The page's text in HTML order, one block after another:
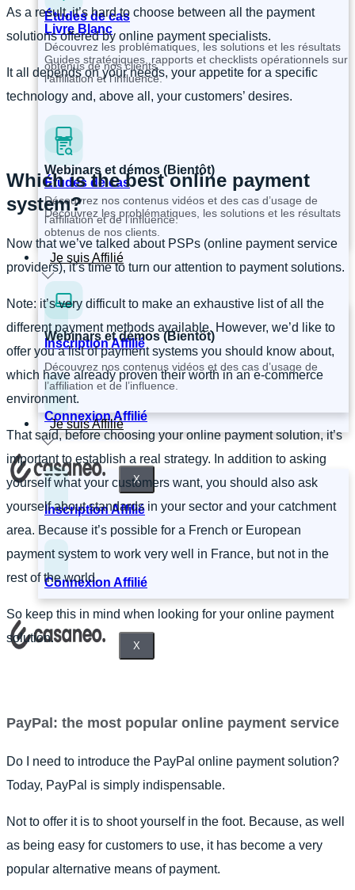
Études de cas
Découvrez les problématiques, les solutions et les résultats
obtenus de nos clients.
Webinars et démos (Bientôt)
Découvrez nos contenus vidéos et des cas d’usage de
l’affiliation et de l’influence.
Je suis Affilié
Inscription Affilié
Connexion Affilié
X
Livre Blanc
Guides stratégiques, rapports et checklists opérationnels sur
l’affiliation et l’influence.
Études de cas
Découvrez les problématiques, les solutions et les résultats
obtenus de nos clients.
Webinars et démos (Bientôt)
Découvrez nos contenus vidéos et des cas d’usage de
l’affiliation et de l’influence.
Je suis Affilié
Inscription Affilié
Connexion Affilié
X
As a result, it’s hard to choose between all the payment
solutions offered by online payment specialists.
It all depends on your needs, your appetite for a specific
technology and, above all, your customers’ desires.
Which is the best online payment
system?
Now that we’ve talked about PSPs (online payment service
providers), it’s time to turn our attention to payment solutions.
Note: it’s very difficult to make an exhaustive list of all the
different payment methods available. However, we’d like to
offer you a list of payment systems you should know about,
which have already proven their worth in an e-commerce
environment.
That said, before choosing your online payment solution, it’s
important to establish a real strategy. In addition to asking
yourself what your customers want, you should also ask
yourself about standards in your sector and your catchment
area. Because it’s possible for a French or European
payment system to work very well in France, but not in the
rest of the world.
So keep this in mind when looking for your online payment
solution.
PayPal: the most popular online payment service
Do I need to introduce the PayPal online payment solution?
Today, PayPal is simply indispensable.
Not to offer it is to shoot yourself in the foot. Because, as well
as being easy for customers to use, it has become a very
popular alternative means of payment.